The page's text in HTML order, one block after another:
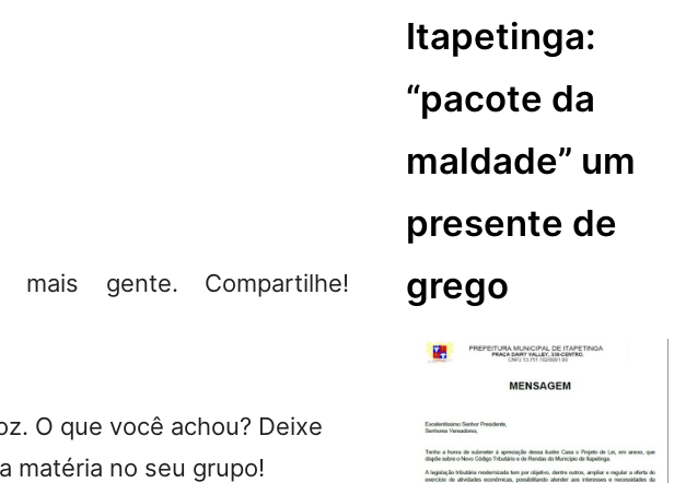
gente. Compartilhe!
O que você achou? Deixe
matéria no seu grupo!
Itapetinga:
“pacote da
maldade” um
presente de
grego